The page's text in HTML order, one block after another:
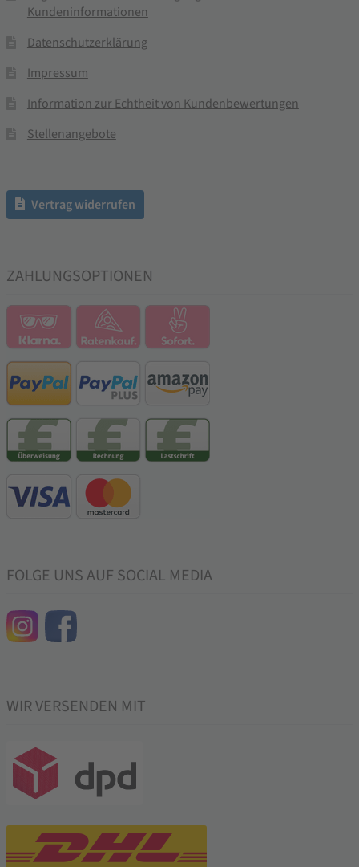
Kundeninformationen
Datenschutzerklärung
Impressum
Information zur Echtheit von Kundenbewertungen
Stellenangebote
Vertrag widerrufen
ZAHLUNGSOPTIONEN
FOLGE UNS AUF SOCIAL MEDIA
WIR VERSENDEN MIT